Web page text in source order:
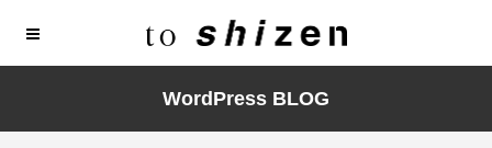
WordPress BLOG